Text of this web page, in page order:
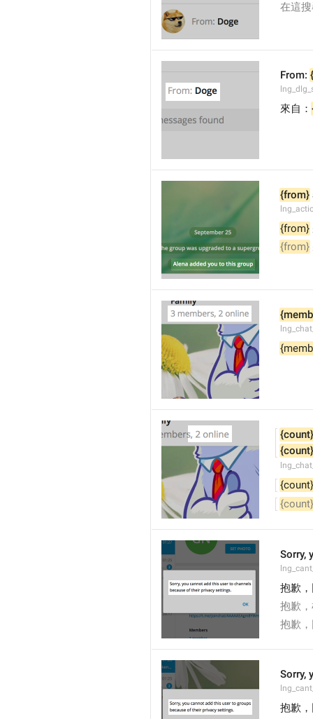
在這
From:
來自：
{from}
{from}
{from}
{count}
{count}
{count}
{count}
Sorry,
抱歉
抱歉
抱歉
Sorry,
抱歉